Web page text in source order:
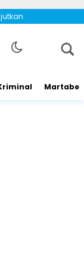
Martabe